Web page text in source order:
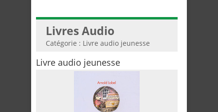
Livres Audio
Catégorie : Livre audio jeunesse
Livre audio jeunesse